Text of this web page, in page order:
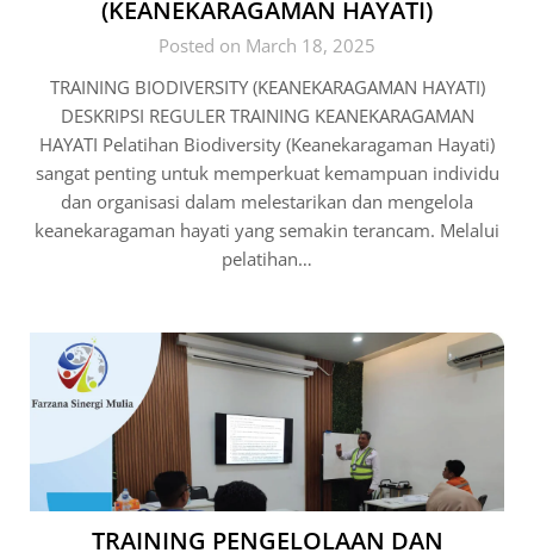
(KEANEKARAGAMAN HAYATI)
Posted on March 18, 2025
TRAINING BIODIVERSITY (KEANEKARAGAMAN HAYATI)
DESKRIPSI REGULER TRAINING KEANEKARAGAMAN
HAYATI Pelatihan Biodiversity (Keanekaragaman Hayati)
sangat penting untuk memperkuat kemampuan individu
dan organisasi dalam melestarikan dan mengelola
keanekaragaman hayati yang semakin terancam. Melalui
pelatihan…
TRAINING PENGELOLAAN DAN